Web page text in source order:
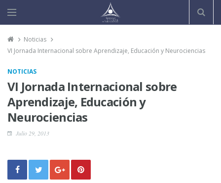
Noticias
VI Jornada Internacional sobre Aprendizaje, Educación y Neurociencias
NOTICIAS
VI Jornada Internacional sobre
Aprendizaje, Educación y
Neurociencias
Julio 29, 2013